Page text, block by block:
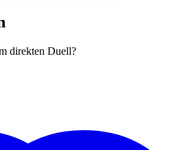
direkten Duell?